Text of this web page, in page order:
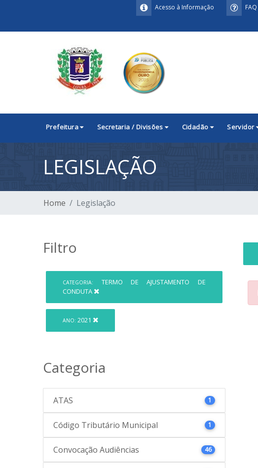
FAQ
Acesso à Informação
Prefeitura Secretaria / Divisões Cidadão Servidor
LEGISLAÇÃO
Home Legislação
Filtro
CATEGORIA:
TERMO DE AJUSTAMENTO DE
CONDUTA
ANO: 2021
Categoria
ATAS 1
Código Tributário Municipal 1
Convocação Audiências 46